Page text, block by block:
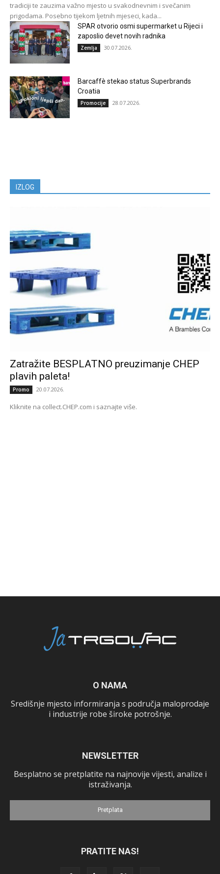
tradiciji te zauzima važno mjesto u svakodnevnim i svečanim
prigodama. Posebno tijekom ljetnih mjeseci, kada...
SPAR otvorio osmi supermarket u Rijeci i
zaposlio devet novih radnika
Zemlja 30.07.2026.
Barcaffè stekao status Superbrands
Croatia
Promocije 28.07.2026.
IZLOG
Zatražite BESPLATNO preuzimanje CHEP
plavih paleta!
Promo 20.07.2026.
Kliknite na collect.CHEP.com i saznajte više.
O NAMA
Središnje mjesto informiranja s područja maloprodaje
i industrije robe široke potrošnje.
NEWSLETTER
Besplatno se pretplatite na najnovije vijesti, analize i
istraživanja.
Pretplata
PRATITE NAS!